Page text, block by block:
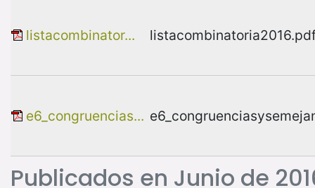
Publicados en Junio de
listacombinator...
e6_congruencias...